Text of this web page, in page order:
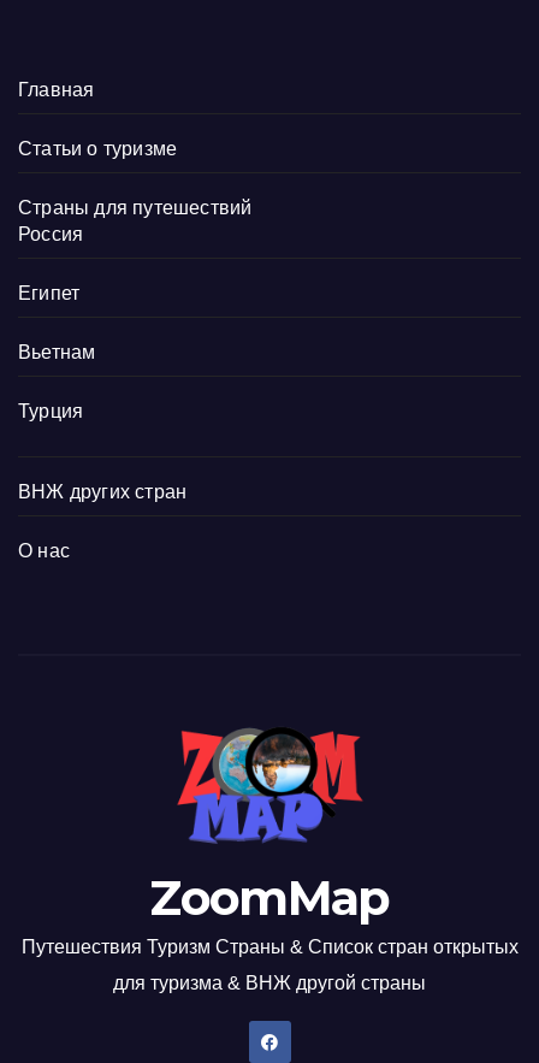
Главная
Статьи о туризме
Страны для путешествий
Россия
Египет
Вьетнам
Турция
ВНЖ других стран
О нас
ZoomMap
Путешествия Туризм Страны & Список стран открытых
для туризма & ВНЖ другой страны